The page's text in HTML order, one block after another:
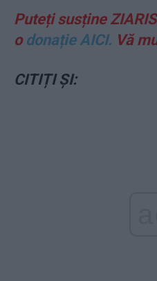
Puteți susține
o donație AICI. Vă
CITIȚI ȘI: